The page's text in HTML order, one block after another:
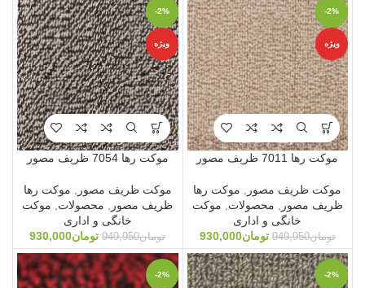
-2%
ویژه
موکت رها 7011 ظریف مصور
موکت ظریف مصور
موکت رها
ظریف مصور
محصولات
موکت
خانگی و اداری
تومان949,950 تومان930,000
-2%
ویژه
موکت رها 7054 ظریف مصور
موکت ظریف مصور
موکت رها
ظریف مصور
محصولات
موکت
خانگی و اداری
تومان949,950 تومان930,000
-2%
-2%